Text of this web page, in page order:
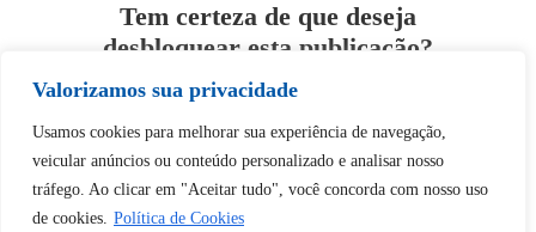
Valorizamos sua privacidade
Usamos cookies para melhorar sua experiência de navegação,
veicular anúncios ou conteúdo personalizado e analisar nosso
tráfego. Ao clicar em "Aceitar tudo", você concorda com nosso uso
de cookies. Política de Cookies
Tem certeza de que deseja
desbloquear esta publicação?
Sim Não